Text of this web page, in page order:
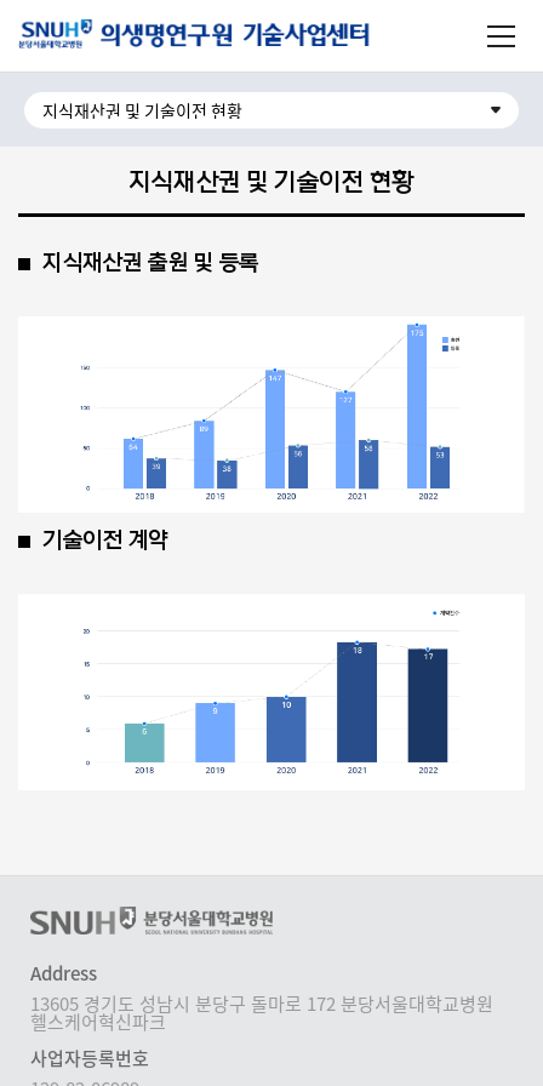
주메뉴로 가기
본문으로 가기
하단으로 가기
지식재산권 및 기술이전 현황
지식재산권 출원 및 등록
기술이전 계약
Address
13605 경기도 성남시 분당구 돌마로 172 분당서울대학교병원
헬스케어혁신파크
사업자등록번호